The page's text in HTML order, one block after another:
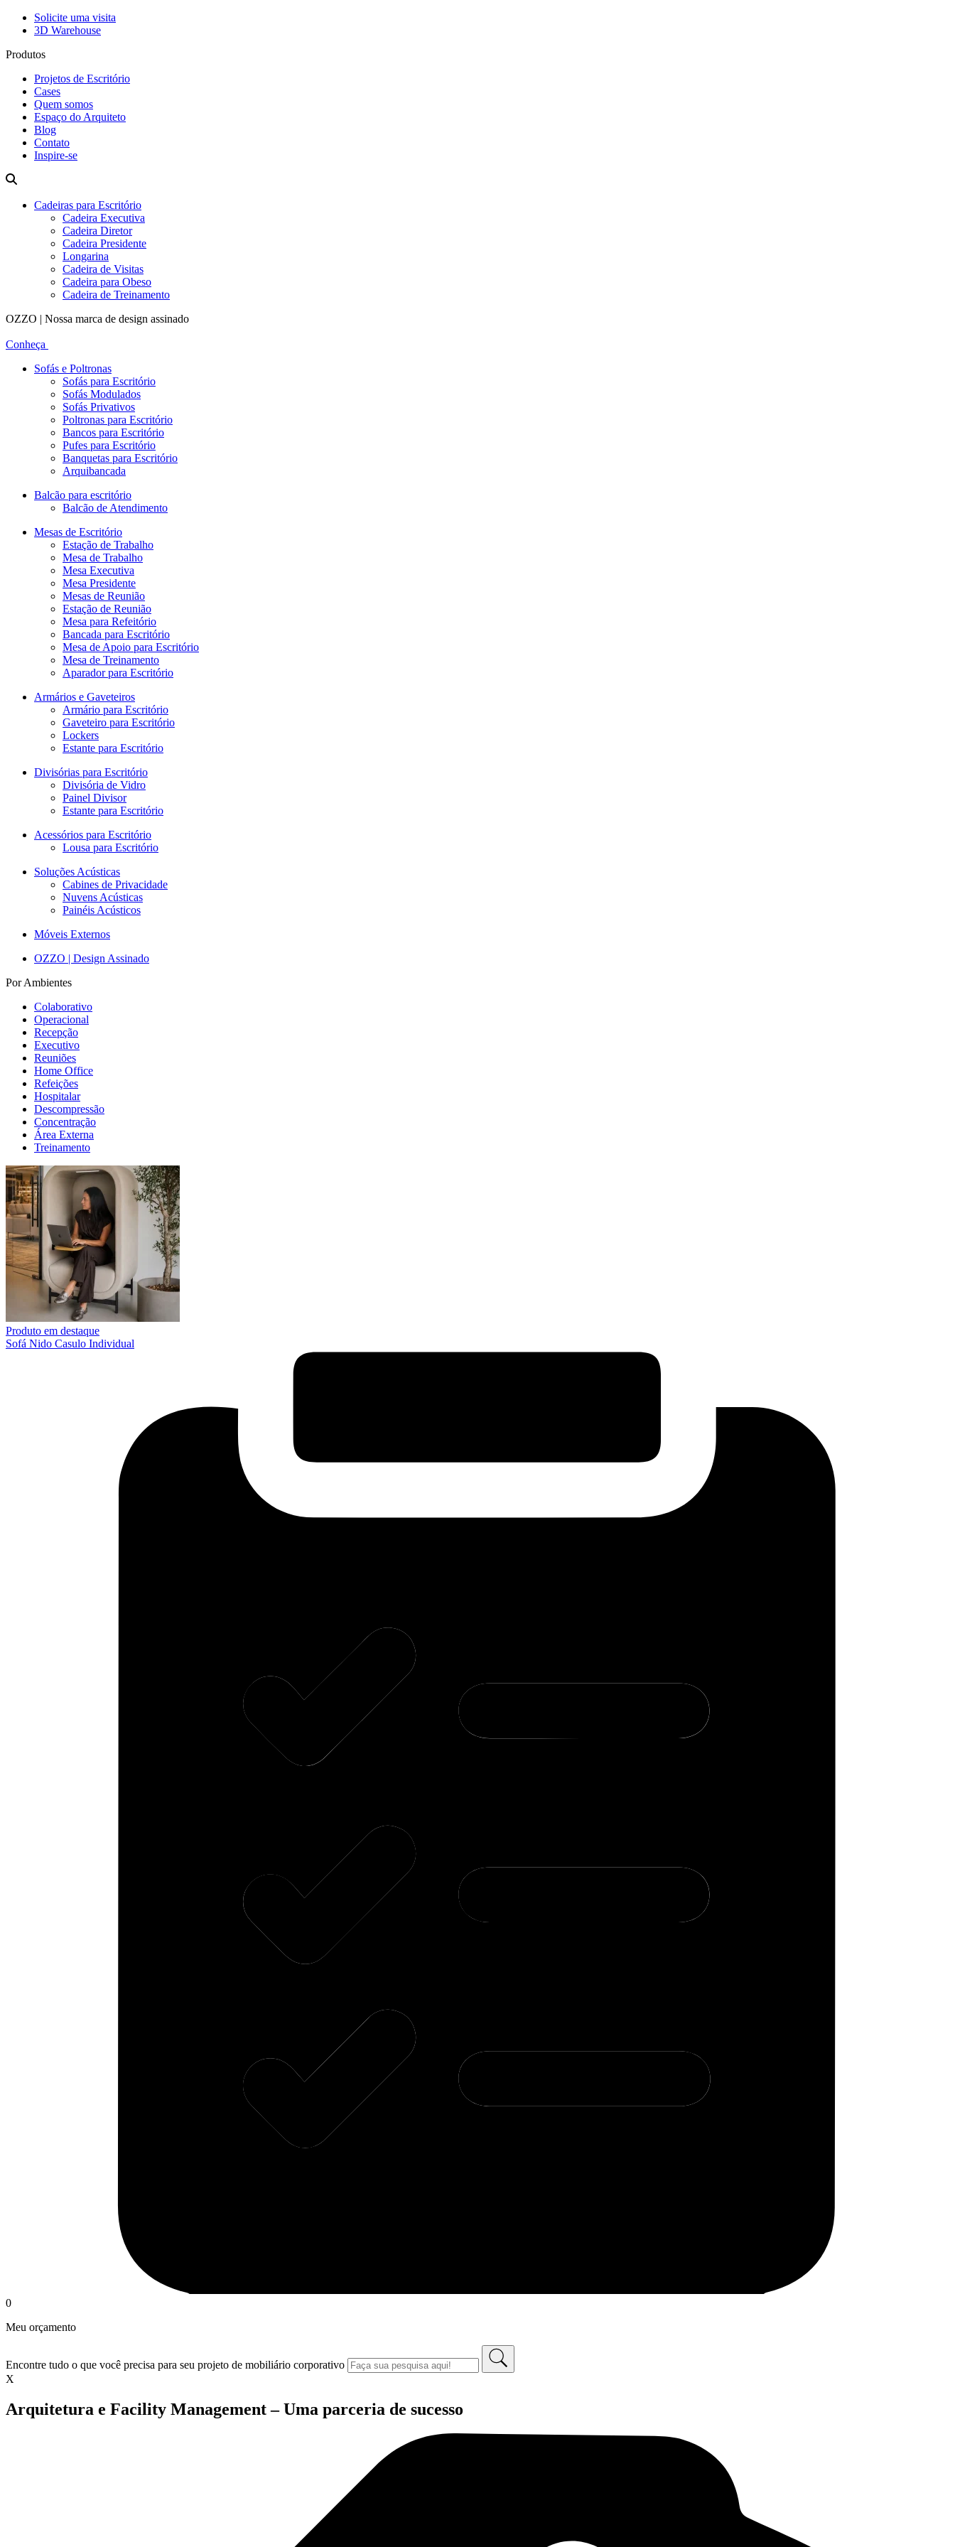
Solicite uma visita
3D Warehouse
Produtos
Projetos de Escritório
Cases
Quem somos
Espaço do Arquiteto
Blog
Contato
Inspire-se
Cadeiras para Escritório
Cadeira Executiva
Cadeira Diretor
Cadeira Presidente
Longarina
Cadeira de Visitas
Cadeira para Obeso
Cadeira de Treinamento
OZZO | Nossa marca de design assinado
Conheça
Sofás e Poltronas
Sofás para Escritório
Sofás Modulados
Sofás Privativos
Poltronas para Escritório
Bancos para Escritório
Pufes para Escritório
Banquetas para Escritório
Arquibancada
Balcão para escritório
Balcão de Atendimento
Mesas de Escritório
Estação de Trabalho
Mesa de Trabalho
Mesa Executiva
Mesa Presidente
Mesas de Reunião
Estação de Reunião
Mesa para Refeitório
Bancada para Escritório
Mesa de Apoio para Escritório
Mesa de Treinamento
Aparador para Escritório
Armários e Gaveteiros
Armário para Escritório
Gaveteiro para Escritório
Lockers
Estante para Escritório
Divisórias para Escritório
Divisória de Vidro
Painel Divisor
Estante para Escritório
Acessórios para Escritório
Lousa para Escritório
Soluções Acústicas
Cabines de Privacidade
Nuvens Acústicas
Painéis Acústicos
Móveis Externos
OZZO | Design Assinado
Por Ambientes
Colaborativo
Operacional
Recepção
Executivo
Reuniões
Home Office
Refeições
Hospitalar
Descompressão
Concentração
Área Externa
Treinamento
Produto em destaque
Sofá Nido Casulo Individual
0
Meu orçamento
Encontre tudo o que você precisa para seu projeto de mobiliário corporativo
X
Arquitetura e Facility Management – Uma parceria de sucesso